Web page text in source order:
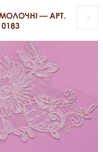
МОЛОЧНІ — АРТ.